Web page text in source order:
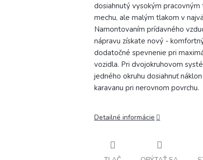
dosiahnutý vysokým
mechu, ale malým tlakom v
Namontovaním prídavného
nápravu získate nový -
dodatočné spevnenie pri
vozidla. Pri dvojokruhovom
jedného okruhu dosiahnuť
karavanu pri nerovnom povrchu.
Detailné informácie